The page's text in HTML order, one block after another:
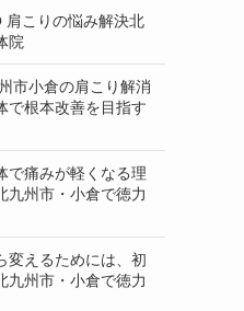
こりの悩み解決北
院
市小倉の肩こり解消
で根本改善を目指す
で痛みが軽くなる理
九州市・小倉で徳力
変えるためには、初
九州市・小倉で徳力